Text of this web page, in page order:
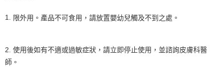
1. 限外用。產品不可食用，請放置嬰幼兒觸及不到之處。
2. 使用後如有不適或過敏症狀，請立即停止使用，並諮詢皮膚科醫
師。